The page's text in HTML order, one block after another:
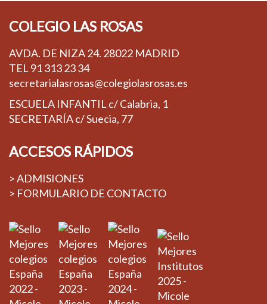
COLEGIO LAS ROSAS
AVDA. DE NIZA 24. 28022 MADRID
TEL 91 313 23 34
secretarialasrosas@colegiolasrosas.es
ESCUELA INFANTIL c/ Calabria, 1
SECRETARÍA c/ Suecia, 77
ACCESOS RÁPIDOS
> ADMISIONES
> FORMULARIO DE CONTACTO